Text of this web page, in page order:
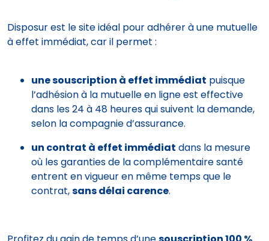
Disposur est le site idéal pour adhérer à une mutuelle
à effet immédiat, car il permet :
une souscription à effet immédiat puisque
l’adhésion à la mutuelle en ligne est effective
dans les 24 à 48 heures qui suivent la demande,
selon la compagnie d’assurance.
un contrat à effet immédiat dans la mesure
où les garanties de la complémentaire santé
entrent en vigueur en même temps que le
contrat,sans délai carence.